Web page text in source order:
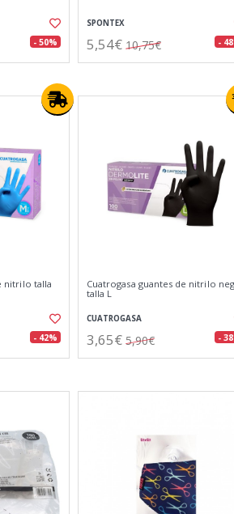
- 50%
SPONTEX
5,54€ 10,75€ -
nitrilo talla
- 42%
Cuatrogasa guantes de nitrilo
talla L
CUATROGASA
3,65€ 5,90€ -